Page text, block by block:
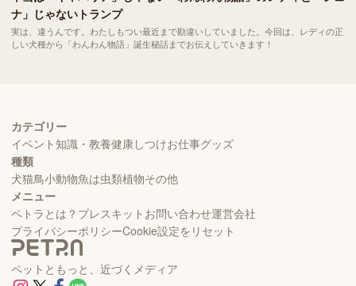
ナ」じゃないトランプ
実は、違うんです。わたしもつい最近まで勘違いしていました。今回は、レディの正
しい犬種から「わんわん物語」誕生秘話までお伝えしていきます！
カテゴリー
イベント知識・教養健康しつけお仕事グッズ
種類
犬猫鳥小動物魚は虫類植物その他
メニュー
ペトラとは？ プレスキット お問い合わせ運営会社
プライバシーポリシーCookie設定をリセット
ペットともっと、近づくメディア